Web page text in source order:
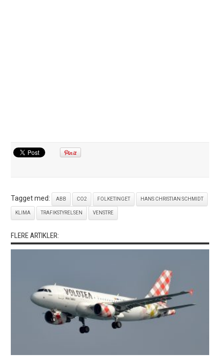
Tagget med: ABB CO2 FOLKETINGET HANS CHRISTIAN SCHMIDT
KLIMA TRAFIKSTYRELSEN VENSTRE
FLERE ARTIKLER: